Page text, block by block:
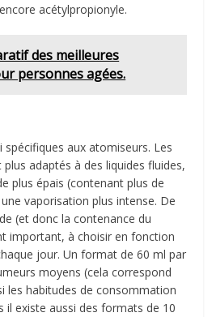
acétylpropionyle.
des meilleures
personnes agées.
spécifiques aux atomiseurs. Les
adaptés à des liquides fluides,
plus épais (contenant plus de
vaporisation plus intense. De
(et donc la contenance du
important, à choisir en fonction
jour. Un format de 60 ml par
moyens (cela correspond
les habitudes de consommation
il existe aussi des formats de 10